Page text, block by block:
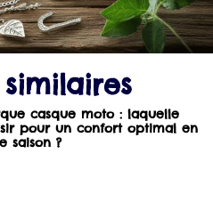
casque moto : laquelle
pour un confort optimal en
saison ?